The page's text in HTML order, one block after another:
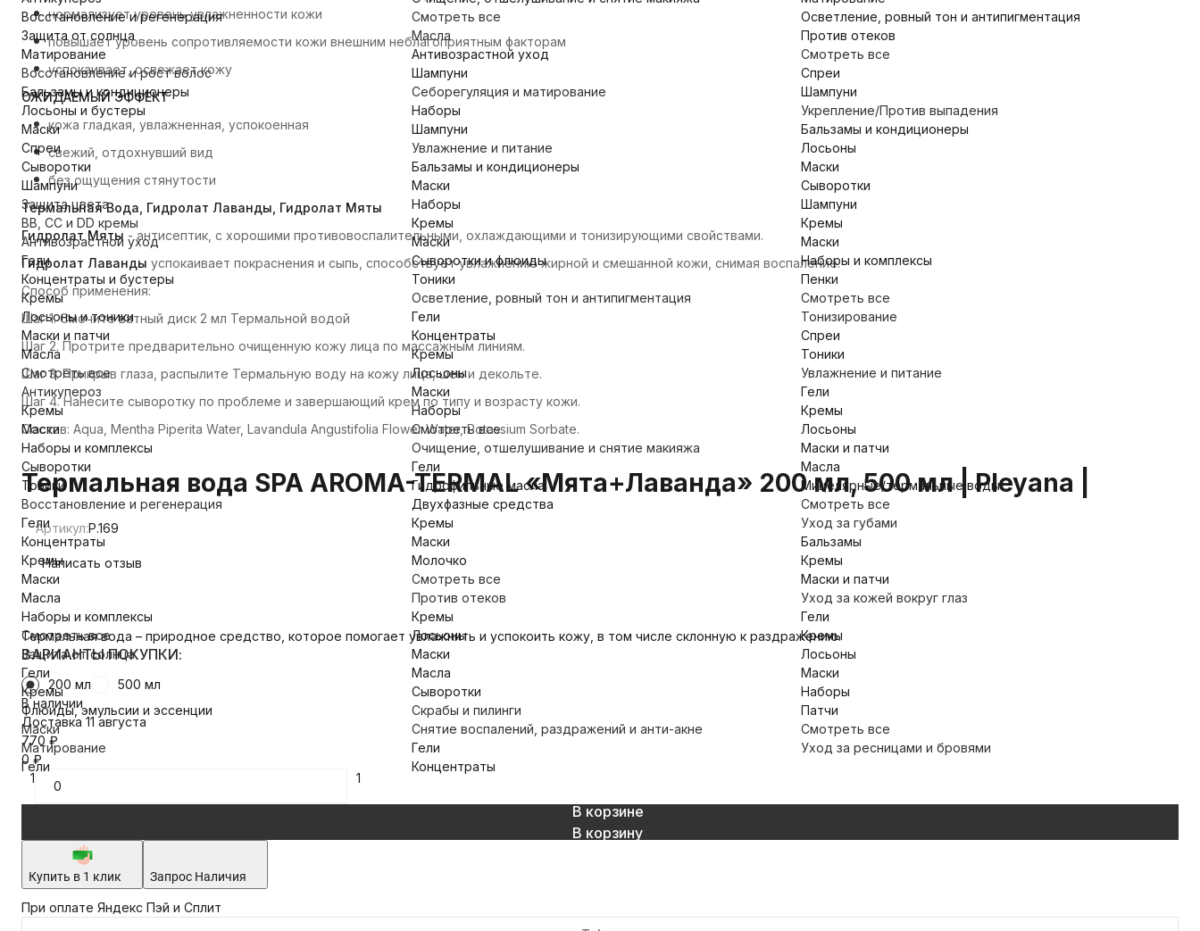
Восстановление и регенерация
Защита от солнца
Матирование
Смотреть все
Масла
Антивозрастной уход
Осветление, ровный тон и антипигментация
Против отеков
Смотреть все
Восстановление и рост волос
Бальзамы и кондиционеры
Лосьоны и бустеры
Маски
Спреи
Сыворотки
Шампуни
Защита цвета
Шампуни
Себорегуляция и матирование
Наборы
Шампуни
Увлажнение и питание
Бальзамы и кондиционеры
Маски
Наборы
Спреи
Шампуни
Укрепление/Против выпадения
Бальзамы и кондиционеры
Лосьоны
Маски
Сыворотки
Шампуни
BB, CC и DD кремы
Антивозрастной уход
Гели
Концентраты и бустеры
Кремы
Лосьоны и тоники
Маски и патчи
Масла
Смотреть все
Антикупероз
Кремы
Маски
Наборы и комплексы
Сыворотки
Тоники
Восстановление и регенерация
Гели
Концентраты
Кремы
Маски
Масла
Наборы и комплексы
Смотреть все
Защита от солнца
Гели
Кремы
Флюиды, эмульсии и эссенции
Маски
Матирование
Гели
Кремы
Маски
Сыворотки и флюиды
Тоники
Осветление, ровный тон и антипигментация
Гели
Концентраты
Кремы
Лосьоны
Маски
Наборы
Смотреть все
Очищение, отшелушивание и снятие макияжа
Гели
Гидрофильные масла
Двухфазные средства
Кремы
Маски
Молочко
Смотреть все
Против отеков
Кремы
Лосьоны
Маски
Масла
Сыворотки
Скрабы и пилинги
Снятие воспалений, раздражений и анти-акне
Гели
Концентраты
Кремы
Маски
Наборы и комплексы
Пенки
Смотреть все
Тонизирование
Спреи
Тоники
Увлажнение и питание
Гели
Кремы
Лосьоны
Маски и патчи
Масла
Мицелярные/термальные воды
Смотреть все
Уход за губами
Бальзамы
Кремы
Маски и патчи
Уход за кожей вокруг глаз
Гели
Кремы
Лосьоны
Маски
Наборы
Патчи
Смотреть все
Уход за ресницами и бровями
нормализует уровень увлажненности кожи
повышает уровень сопротивляемости кожи внешним неблагоприятным факторам
успокаивает, освежает кожу
ОЖИДАЕМЫЙ ЭФФЕКТ
кожа гладкая, увлажненная, успокоенная
свежий, отдохнувший вид
без ощущения стянутости
Термальная Вода, Гидролат Лаванды, Гидролат Мяты
Гидролат Мяты - антисептик, с хорошими противовоспалительными, охлаждающими и тонизирующими свойствами.
Гидролат Лаванды успокаивает покраснения и сыпь, способствует увлажнению жирной и смешанной кожи, снимая воспаление.
Способ применения:
Шаг 1. Смочите ватный диск 2 мл Термальной водой
Шаг 2. Протрите предварительно очищенную кожу лица по массажным линиям.
Шаг 3. Прикрыв глаза, распылите Термальную воду на кожу лица, шеи и декольте.
Шаг 4. Нанесите сыворотку по проблеме и завершающий крем по типу и возрасту кожи.
Состав: Aqua, Mentha Piperita Water, Lavandula Angustifolia Flower Water, Potassium Sorbate.
Термальная вода SPA AROMA-TERMAL «Мята+Лаванда» 200 мл, 500 мл | Pleyana |
Артикул:Р.169
Написать отзыв
Термальная вода – природное средство, которое помогает увлажнить и успокоить кожу, в том числе склонную к раздражению.
ВАРИАНТЫ ПОКУПКИ:
200 мл
500 мл
В наличии
Доставка 11 августа
770 ₽
0 ₽
1
1
В корзине
В корзину
Купить в 1 клик Запрос Наличия
При оплате Яндекс Пэй и Сплит